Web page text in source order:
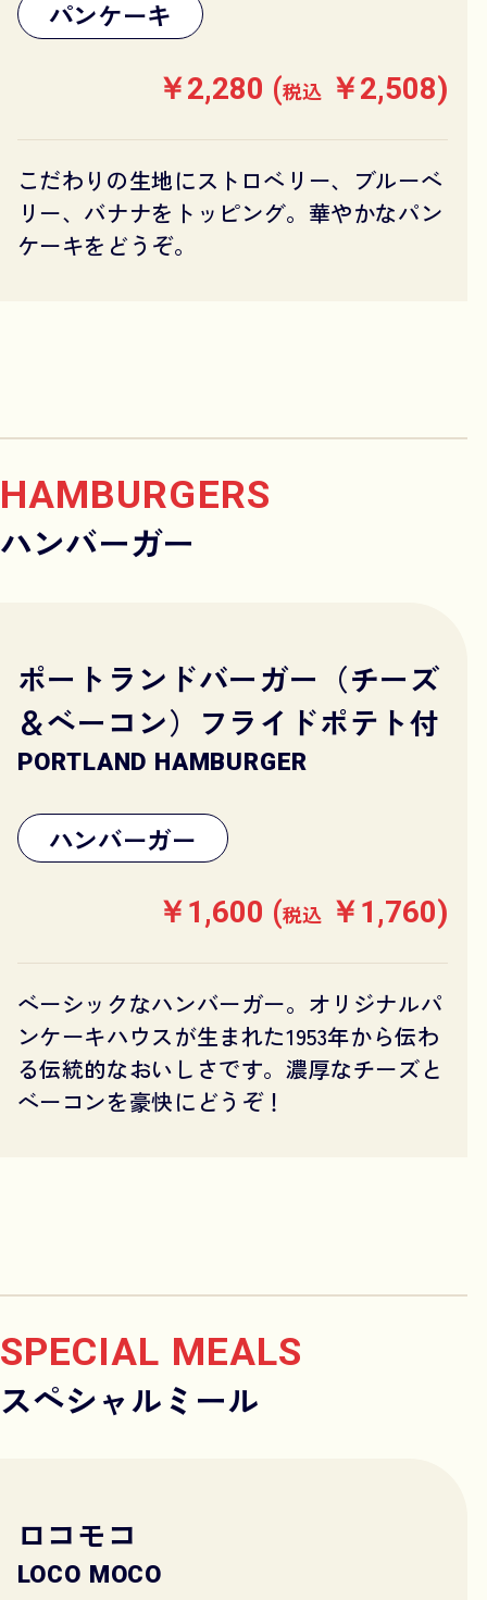
パンケーキ
￥2,280 (税込 ￥2,508)
こだわりの生地にストロベリー、ブルーベ
リー、バナナをトッピング。華やかなパン
ケーキをどうぞ。
HAMBURGERS
ハンバーガー
ポートランドバーガー（チーズ
＆ベーコン）フライドポテト付
PORTLAND HAMBURGER
ハンバーガー
￥1,600 (税込 ￥1,760)
ベーシックなハンバーガー。オリジナルパ
ンケーキハウスが生まれた1953年から伝わ
る伝統的なおいしさです。濃厚なチーズと
ベーコンを豪快にどうぞ！
SPECIAL MEALS
スペシャルミール
ロコモコ
LOCO MOCO